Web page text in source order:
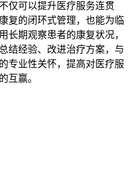
仅可以提升医疗服务连贯
复的闭环式管理，也能为临
长期观察患者的康复状况，
结经验、改进治疗方案，与
专业性关怀，提高对医疗服
互赢。